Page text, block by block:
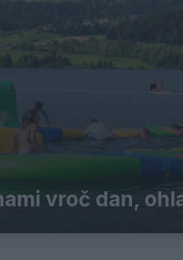
vroč dan,